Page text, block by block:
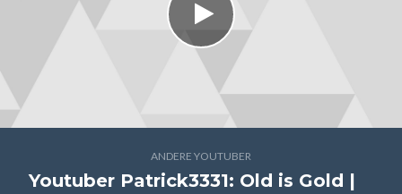
ANDERE YOUTUBER
Youtuber Patrick3331: Old is Gold |